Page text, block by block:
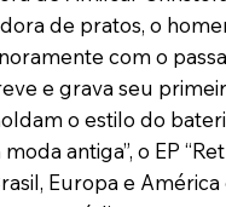
de pratos, o
com o
e grava seu
o estilo do
moda antiga”, o EP
Europa e América